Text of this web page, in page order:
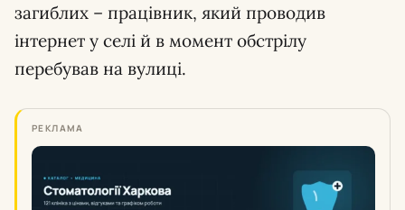
загиблих – працівник, який проводив
інтернет у селі й в момент обстрілу
перебував на вулиці.
РЕКЛАМА